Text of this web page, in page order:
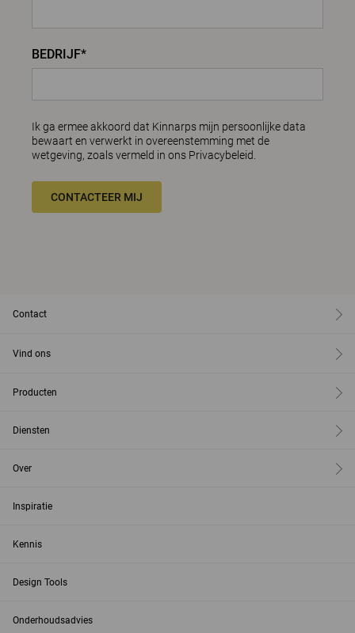
BEDRIJF*
Ik ga ermee akkoord dat Kinnarps mijn persoonlijke data
bewaart en verwerkt in overeenstemming met de
wetgeving, zoals vermeld in ons Privacybeleid.
CONTACTEER MIJ
Contact
Vind ons
Producten
Diensten
Over
Inspiratie
Kennis
Design Tools
Onderhoudsadvies